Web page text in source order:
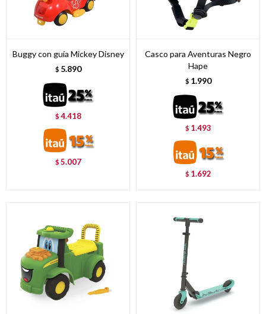
Buggy con guía Mickey Disney
$ 5.890
$4.418
$5.007
Casco para Aventuras Negro
Hape
$ 1.990
$ 1.493
$ 1.692